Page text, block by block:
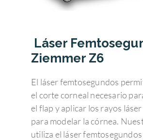
Láser
Ziemmer Z6
El láser femtosegundos
el corte corneal necesario
el flap y aplicar los rayos
para modelar la córnea.
utiliza el láser femtosegundos